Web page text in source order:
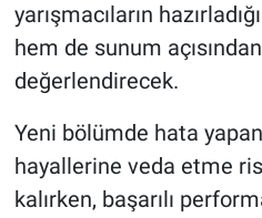
yarışmacıların
hem de sunum
değerlendirecek.
Yeni bölümde hata
hayallerine veda etme
kalırken, başarılı